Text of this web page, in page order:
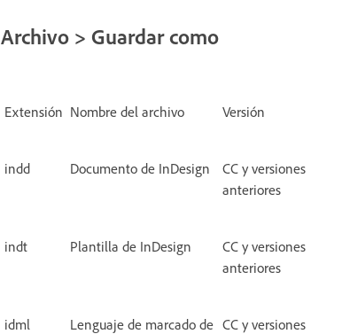
Archivo > Guardar como
Extensión Nombre del archivo Versión
indd Documento de InDesign
CC y versiones
anteriores
indt Plantilla de InDesign
CC y versiones
anteriores
idml
Lenguaje de marcado de CC y versiones